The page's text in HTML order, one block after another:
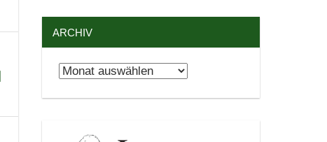
ARCHIV
Archiv